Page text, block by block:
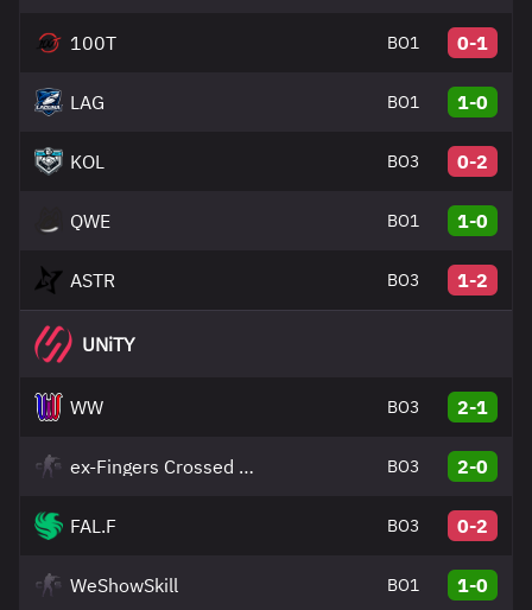
100T BO1 0-1
LAG BO1 1-0
KOL BO3 0-2
QWE BO1 1-0
ASTR BO3 1-2
UNiTY
WW BO3 2-1
ex-Fingers Crossed Female BO3 2-0
FAL.F BO3 0-2
WeShowSkill BO1 1-0